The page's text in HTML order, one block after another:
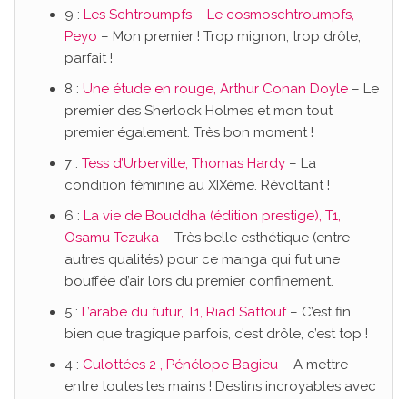
9 : Les Schtroumpfs – Le cosmoschtroumpfs,
Peyo – Mon premier ! Trop mignon, trop drôle,
parfait !
8 : Une étude en rouge, Arthur Conan Doyle – Le
premier des Sherlock Holmes et mon tout
premier également. Très bon moment !
7 : Tess d’Urberville, Thomas Hardy – La
condition féminine au XIXème. Révoltant !
6 : La vie de Bouddha (édition prestige), T1,
Osamu Tezuka – Très belle esthétique (entre
autres qualités) pour ce manga qui fut une
bouffée d’air lors du premier confinement.
5 : L’arabe du futur, T1, Riad Sattouf– C’est fin
bien que tragique parfois, c’est drôle, c’est top !
4 : Culottées 2 , Pénélope Bagieu – A mettre
entre toutes les mains ! Destins incroyables avec